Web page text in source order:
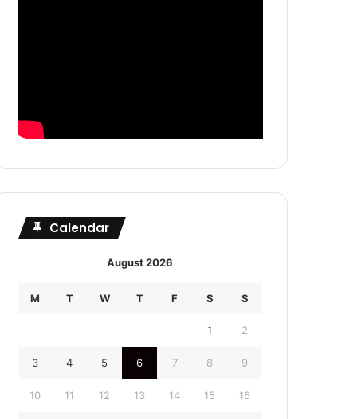
Calendar
August 2026
M T W T F S S
1 2
3 4 5 6 7 8 9
10 11 12 13 14 15 16